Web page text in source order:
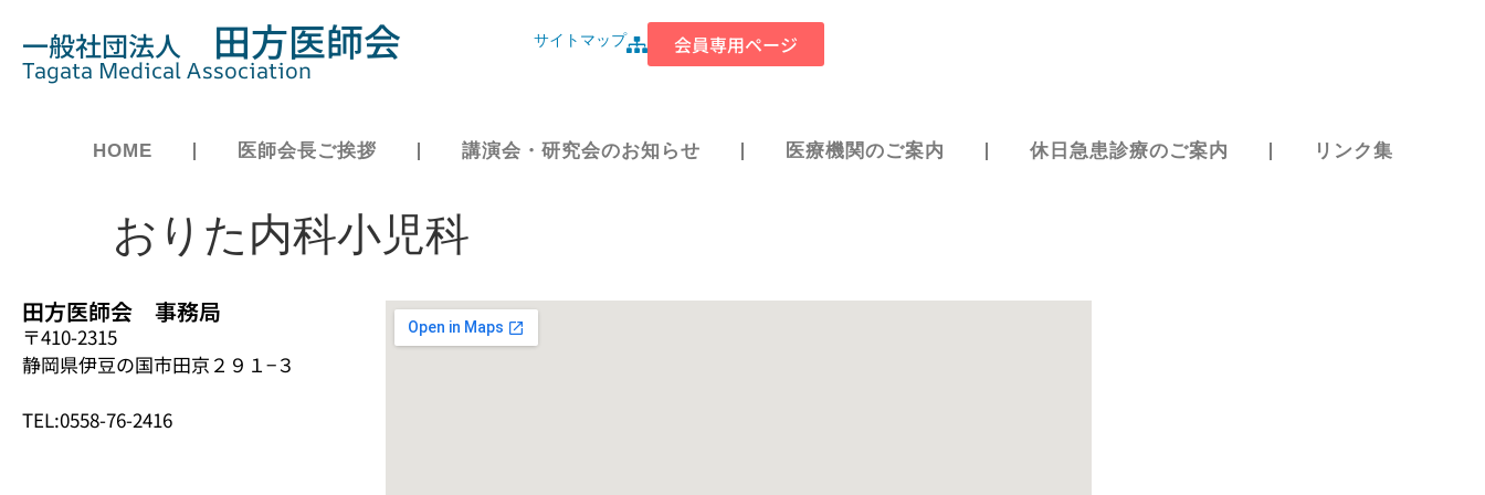
一般社団法人 田方医師会
Tagata Medical Association
サイトマップ 会員専用ページ
HOME 医師会長ご挨拶 講演会・研究会のお知らせ 医療機関のご案内 休日急患診療のご案内 リンク集
おりた内科小児科
田方医師会 事務局
〒410-2315
静岡県伊豆の国市田京２９１−３
TEL:0558-76-2416